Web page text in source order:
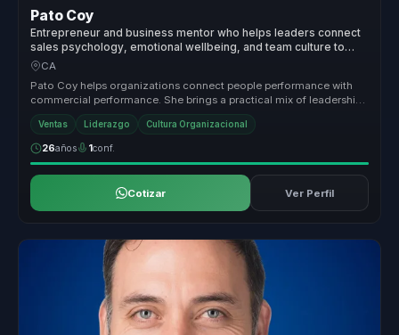
Pato Coy
Entrepreneur and business mentor who helps leaders connect
sales psychology, emotional wellbeing, and team culture to
grow with healthier performance.
CA
Pato Coy helps organizations connect people performance with
commercial performance. She brings a practical mix of leadership,
emotional ...
Ventas Liderazgo Cultura Organizacional
26años 1conf.
Cotizar Ver Perfil